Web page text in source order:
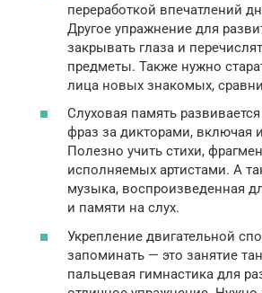
переработкой впечатлений
Другое упражнение для
закрывать глаза и
предметы. Также нужно
лица новых знакомых,
Слуховая память
фраз за дикторами, включая
Полезно учить стихи,
исполняемых артистами. А
музыка, воспроизведенная
и памяти на слух.
Укрепление двигательной
запоминать — это занятие
пальцевая гимнастика для